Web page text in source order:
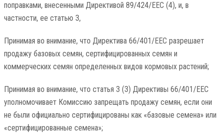
поправками, внесенными Директивой 89/424/EEC (4), и, в
частности, ее статью 3,
Принимая во внимание, что Директива 66/401/EEC разрешает
продажу базовых семян, сертифицированных семян и
коммерческих семян определенных видов кормовых растений;
Принимая во внимание, что статья 3 (3) Директивы 66/401/EEC
уполномочивает Комиссию запрещать продажу семян, если они
не были официально сертифицированы как «базовые семена» или
«сертифицированные семена»;